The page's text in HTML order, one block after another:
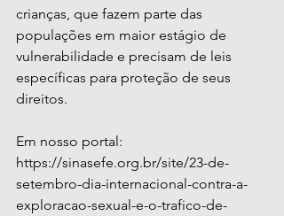
crianças, que fazem parte das
populações em maior estágio de
vulnerabilidade e precisam de leis
específicas para proteção de seus
direitos.
Em nosso portal:
https://sinasefe.org.br/site/23-de-
setembro-dia-internacional-contra-a-
exploracao-sexual-e-o-trafico-de-